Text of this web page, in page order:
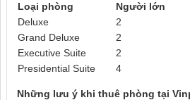
Loại phòng Người lớn
Deluxe
2
Grand Deluxe
2
Executive Suite
2
Presidential Suite
4
Những lưu ý khi thuê phòng tại